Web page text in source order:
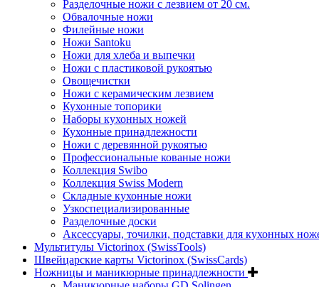
Разделочные ножи с лезвием от 20 см.
Обвалочные ножи
Филейные ножи
Ножи Santoku
Ножи для хлеба и выпечки
Ножи с пластиковой рукоятью
Овощечистки
Ножи с керамическим лезвием
Кухонные топорики
Наборы кухонных ножей
Кухонные принадлежности
Ножи с деревянной рукоятью
Профессиональные кованые ножи
Коллекция Swibo
Коллекция Swiss Modern
Складные кухонные ножи
Узкоспециализированные
Разделочные доски
Аксессуары, точилки, подставки для кухонных
Мультитулы Victorinox (SwissTools)
Швейцарские карты Victorinox (SwissCards)
Ножницы и маникюрные принадлежности